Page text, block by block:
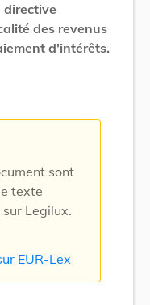
directive
des revenus
d'intérêts.
sont
texte
Legilux.
EUR-Lex